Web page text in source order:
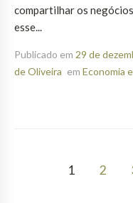
compartilhar os
esse...
Publicado em 29 de
de Oliveira em Economia
1 2